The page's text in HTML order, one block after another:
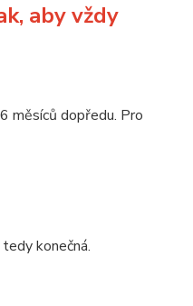
aby vždy
měsíců dopředu. Pro
konečná.